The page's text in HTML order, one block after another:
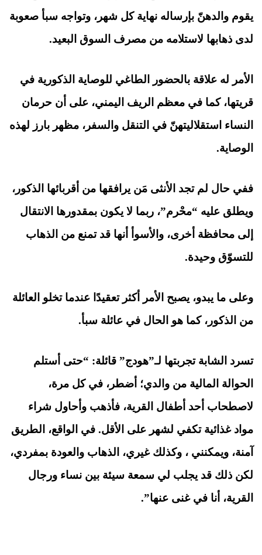
يقوم والدهنّ بإرساله نهاية كل شهر، وتواجه سبأ صعوبة
لدى ذهابها لاستلامه من مصرف السوق البعيد.
الأمر له علاقة بالحضور الطاغي للوصاية الذكورية في
قريتها، كما في معظم الريف اليمني، على أن حرمان
النساء استقلاليتهنّ في التنقل والسفر، مظهر بارز لهذه
الوصاية.
ففي حال لم تجد الأنثى مَن يرافقها من أقربائها الذكور،
ويطلق عليه “محْرم”، ربما لا يكون بمقدورها الانتقال
إلى محافظة أخرى، والأسوأ أنها قد تمنع من الذهاب
للتسوّق وحيدة.
وعلى ما يبدو، يصبح الأمر أكثر تعقيدًا عندما تخلو العائلة
من الذكور، كما هو الحال في عائلة سبأ.
تسرد الشابة تجربتها لـ”هودج” قائلة: “حتى أستلم
الحوالة المالية من والدي؛ أضطر، في كل مرة،
لاصطحاب أحد أطفال القرية، فأذهب وأحاول شراء
مواد غذائية تكفي لشهر على الأقل. في الواقع، الطريق
آمنة، ويمكنني ، وكذلك غيري، الذهاب والعودة بمفردي،
لكن ذلك قد يجلب لي سمعة سيئة بين نساء ورجال
القرية، أنا في غنى عنها”.